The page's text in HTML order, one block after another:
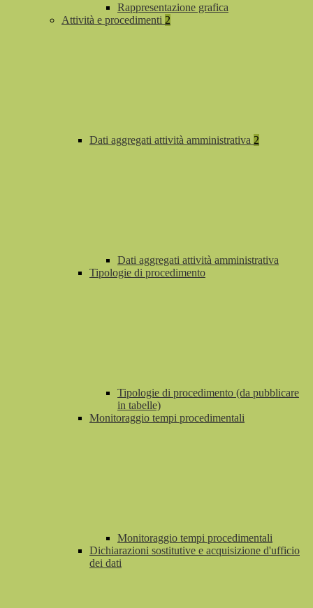
Rappresentazione grafica
Attività e procedimenti 2
Dati aggregati attività amministrativa 2
Dati aggregati attività amministrativa
Tipologie di procedimento
Tipologie di procedimento (da pubblicare
in tabelle)
Monitoraggio tempi procedimentali
Monitoraggio tempi procedimentali
Dichiarazioni sostitutive e acquisizione d'ufficio
dei dati